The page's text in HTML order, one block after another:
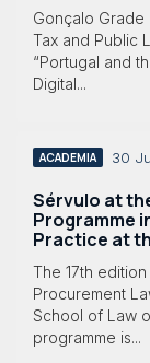
Gonçalo Grade
Tax and Public
“Portugal and
Digital...
ACADEMIA 30
Sérvulo at
Programme
Practice at
The 17th
Procurement
School of Law
programme is...